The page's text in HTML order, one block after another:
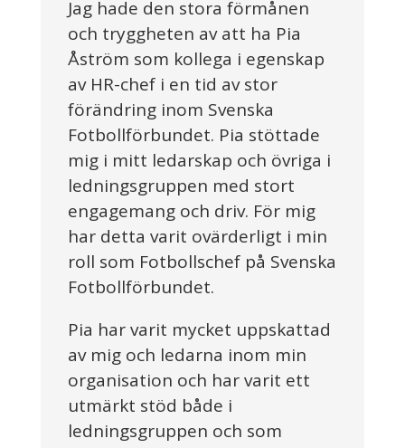
Jag hade den stora förmånen
och tryggheten av att ha Pia
Åström som kollega i egenskap
av HR-chef i en tid av stor
förändring inom Svenska
Fotbollförbundet. Pia stöttade
mig i mitt ledarskap och övriga i
ledningsgruppen med stort
engagemang och driv. För mig
har detta varit ovärderligt i min
roll som Fotbollschef på Svenska
Fotbollförbundet.
Pia har varit mycket uppskattad
av mig och ledarna inom min
organisation och har varit ett
utmärkt stöd både i
ledningsgruppen och som